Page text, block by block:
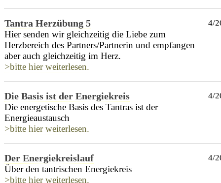
Tantra Herzübung 5
Hier senden wir gleichzeitig die Liebe zum
Herzbereich des Partners/Partnerin und empfangen
aber auch gleichzeitig im Herz.
>bitte hier weiterlesen.
4/
Die Basis ist der Energiekreis
Die energetische Basis des Tantras ist der
Energieaustausch
>bitte hier weiterlesen.
4/
Der Energiekreislauf
Über den tantrischen Energiekreis
>bitte hier weiterlesen.
4/